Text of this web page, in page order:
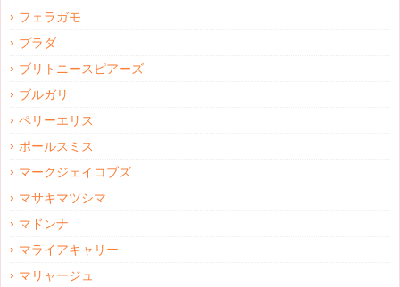
フェラガモ
プラダ
ブリトニースピアーズ
ブルガリ
ペリーエリス
ポールスミス
マークジェイコブズ
マサキマツシマ
マドンナ
マライアキャリー
マリャージュ